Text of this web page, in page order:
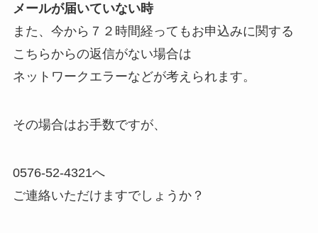
メールが届いていない時
また、今から７２時間経ってもお申込みに関する
こちらからの返信がない場合は
ネットワークエラーなどが考えられます。
その場合はお手数ですが、
0576-52-4321へ
ご連絡いただけますでしょうか？